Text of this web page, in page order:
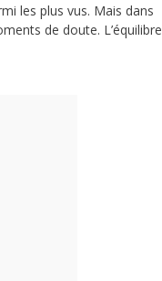
les plus vus. Mais dans
de doute. L’équilibre